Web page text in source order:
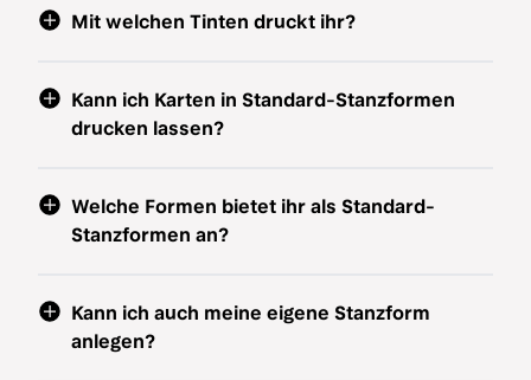
Mit welchen Tinten druckt ihr?
Kann ich Karten in Standard-Stanzformen
drucken lassen?
Welche Formen bietet ihr als Standard-
Stanzformen an?
Kann ich auch meine eigene Stanzform
anlegen?